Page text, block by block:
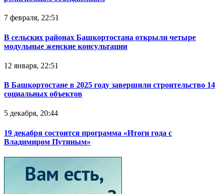
7 февраля, 22:51
В сельских районах Башкортостана открыли четыре
модульные женские консультации
12 января, 22:51
В Башкортостане в 2025 году завершили строительство 14
социальных объектов
5 декабря, 20:44
19 декабря состоится программа «Итоги года с
Владимиром Путиным»